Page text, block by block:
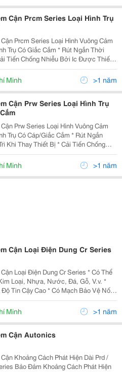
Cận Prcm Series Loại Hình Trụ
Prcm Series Loại Hình Vuông Cảm
Giắc Cắm * Rút Ngắn Thời
Tiến Chống Nhiễu Bởi Ic Được Thiết
Dc 3-Dây) * Có Mạch Bảo Vệ Nối
(Loại Dc 3-Dây) * Có Mạc
Minh >1 năm
Cận Prw Series Loại Hình Trụ
Prw Series Loại Hình Vuông Cảm
Có Cáp/Giắc Cắm * Rút Ngắn
Khi Thay Thiết Bị * Cải Tiến Chống
Thiết Kế Riêng Biệt (Loại Dc 3-Dây) *
Nối Ngược Cực Nguồn (Lo
Minh >1 năm
Cận Loại Điện Dung Cr Series
Loại Điện Dung Cr Series * Có Thể
Loại, Nhựa, Nước, Đá, Gỗ, V.v. *
Tin Cậy Cao * Có Mạch Bảo Vệ Nối
Quá Áp * Dễ Dàng Điều Chỉnh
Hiện Với Biến Trở Điều Chỉ
Minh >1 năm
Cận Autonics
Khoảng Cách Phát Hiện Dài Prd /
Bảo Đảm Khoảng Cách Phát Hiện